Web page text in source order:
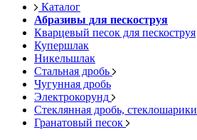
Каталог
Абразивы для пескоструя
Кварцевый песок для пескоструя
Купершлак
Никельшлак
Стальная дробь
Чугунная дробь
Электрокорунд
Стеклянная дробь, стеклошарики
Гранатовый песок